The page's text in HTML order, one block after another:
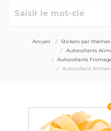
Accueil Stickers par thèmes
Autocollants
Autocollants
Autocollant